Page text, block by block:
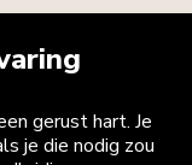
gerust hart. Je
je die nodig zou